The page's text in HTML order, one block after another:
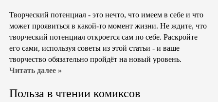
Творческий потенциал - это нечто, что имеем в себе и что
может проявиться в какой-то момент жизни. Не ждите, что
творческий потенциал откроется сам по себе. Раскройте
его сами, используя советы из этой статьи - и ваше
творчество обязательно пройдёт на новый уровень.
Читать далее »
Польза в чтении комиксов